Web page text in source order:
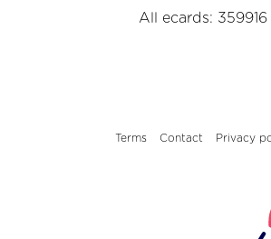
All ecards: 359916
Terms Contact Privacy